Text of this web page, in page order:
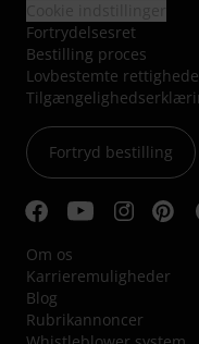
Fortrydelsesret
Bestilling proces
Lovbestemte
Fortryd bestilling
Om os
Karrieremuligheder
Blog
Rubrikannoncer